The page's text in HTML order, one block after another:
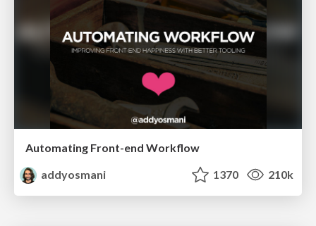
Automating Front-end Workflow
addyosmani
1370 210k